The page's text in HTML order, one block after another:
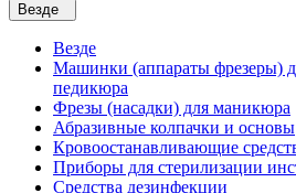
Везде
Везде
Машинки (аппараты фрезеры)
педикюра
Фрезы (насадки) для маникюра
Абразивные колпачки и основы
Кровоостанавливающие
Приборы для стерилизации
Средства дезинфекции